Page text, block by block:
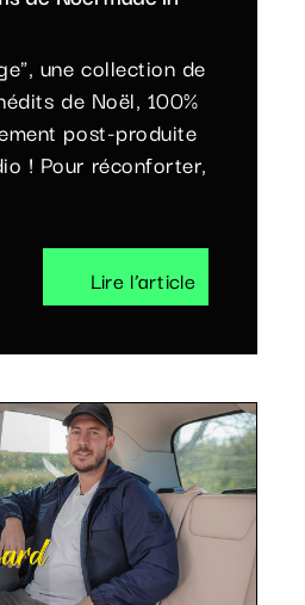
une collection de
de Noël, 100%
post-produite
! Pour réconforter,
Lire l’article